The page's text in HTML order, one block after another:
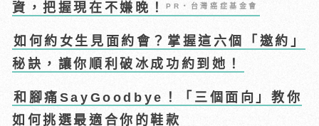
資，把握現在不嫌晚！PR・台灣癌症基金會
如何約女生見面約會？掌握這六個「邀約」
秘訣，讓你順利破冰成功約到她！
和腳痛SayGoodbye！「三個面向」教你
如何挑選最適合你的鞋款